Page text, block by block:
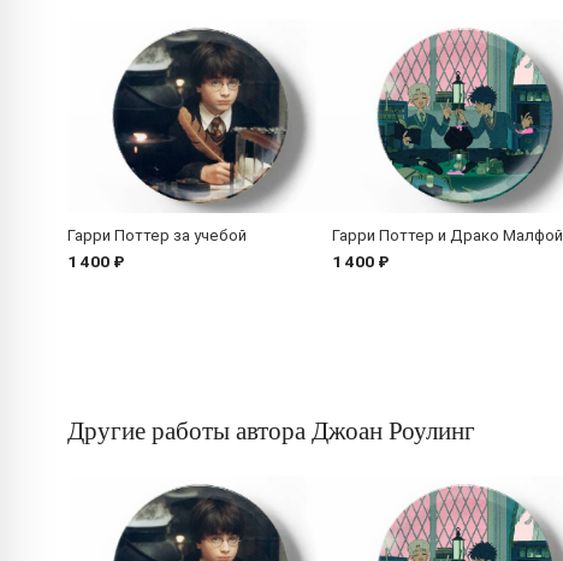
Гарри Поттер за учебой
1 400 ₽
Гарри Поттер и Драко Малфой
1 400 ₽
Другие работы автора Джоан Роулинг